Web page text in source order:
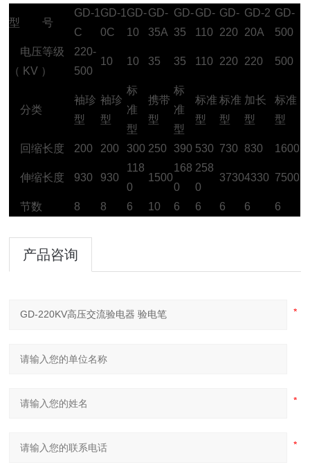
型 号
GD-1
C
GD-1
0C
GD-
10
GD-
35A
GD-
35
GD-
110
GD-
220
GD-2
20A
GD-
500
电压等级
（ KV ）
220-
500
10 10 35 35 110 220 220 500
分类
袖珍
型
袖珍
型
标
准
型
携带
型
标
准
型
标准
型
标准
型
加长
型
标准
型
回缩长度 200 200 300 250 390 530 730 830 1600
伸缩长度 930 930
118
0
1500
168
0
258
0
37304330 7500
节数 8 8 6 10 6 6 6 6 6
产品咨询